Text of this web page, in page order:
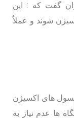
گفت که : این
شوند و عملاٌ
های اکسیژن
ها عدم نیاز به